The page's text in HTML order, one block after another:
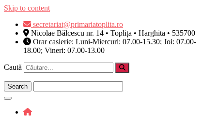
Skip to content
secretariat@primariatoplita.ro
Nicolae Bălcescu nr. 14 • Toplița • Harghita • 535700
Orar casierie: Luni-Miercuri: 07.00-15.30; Joi: 07.00-
18.00; Vineri: 07.00-13.00
Caută